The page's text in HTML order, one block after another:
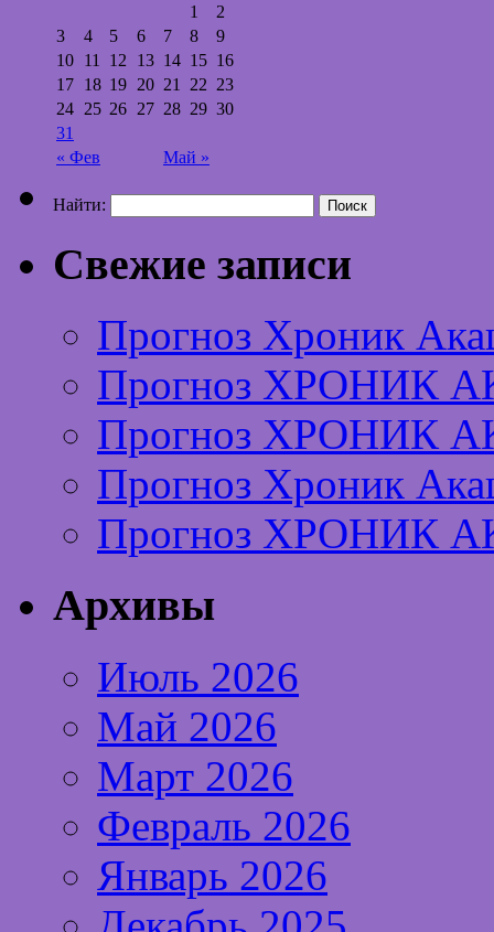
« Фев Май »
1
2
3
4 5 6 7 8
9
10 11 12 13 14 15 16
17 18 19 20 21 22 23
24 25 26 27 28 29 30
31
Найти:
Свежие записи
Прогноз Хроник
Прогноз ХРОНИК
Прогноз ХРОНИК
Прогноз Хроник
Прогноз ХРОНИК
Архивы
Июль 2026
Май 2026
Март 2026
Февраль 2026
Январь 2026